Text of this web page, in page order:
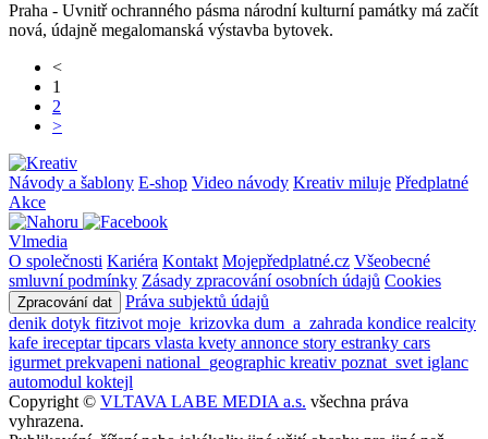
Praha - Uvnitř ochranného pásma národní kulturní památky má začít
nová, údajně megalomanská výstavba bytovek.
<
1
2
>
Návody a šablony E-shop Video návody Kreativ miluje Předplatné
Akce
Vlmedia
O společnosti Kariéra Kontakt Mojepředplatné.cz Všeobecné
smluvní podmínky Zásady zpracování osobních údajů Cookies
Zpracování dat
Práva subjektů údajů
denik dotyk fitzivot moje_krizovka dum_a_zahrada kondice realcity
kafe ireceptartipcars vlasta kvety annonce story estranky cars
igurmet prekvapeni national_geographic kreativ poznat_svet iglanc
automodul koktejl
Copyright © VLTAVA LABE MEDIA a.s. všechna práva
vyhrazena.